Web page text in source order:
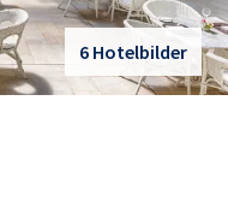
6 Hotelbilder